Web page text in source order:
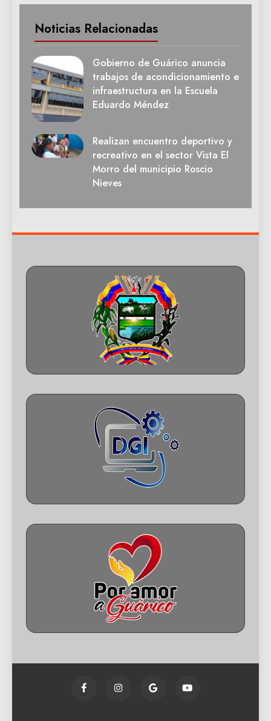
Noticias Relacionadas
Gobierno de Guárico anuncia
trabajos de acondicionamiento e
infraestructura en la Escuela
Eduardo Méndez
Realizan encuentro deportivo y
recreativo en el sector Vista El
Morro del municipio Roscio
Nieves